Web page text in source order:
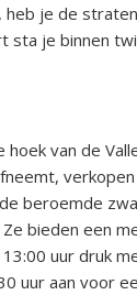
je de
sta je binnen
van de
beroemde
bieden een
uur druk
uur aan voor